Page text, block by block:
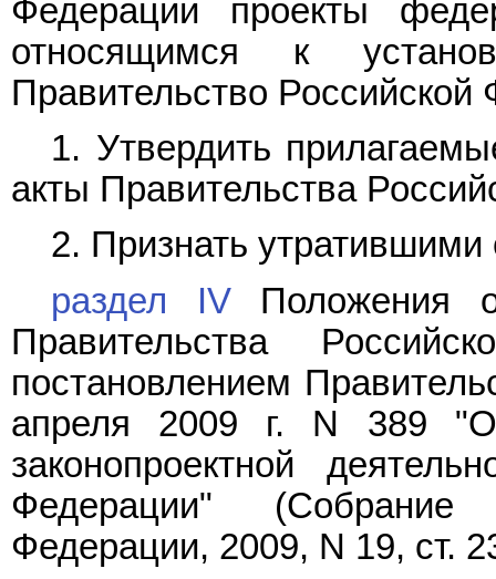
Федерации проекты
относящимся к
Правительство Российской
1. Утвердить
акты Правительства
2. Признать утратившими
раздел IVПоложения о
Правительства
постановлением
апреля 2009 г. N 389
законопроектной
Федерации" (Собрание
Федерации, 2009, N 19, ст.